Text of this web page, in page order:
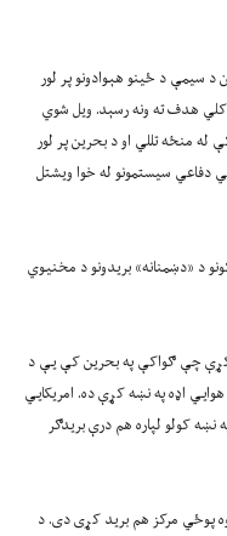
د سيمې د ځينو هېوادونو پر لور
هدف ته ونه رسېد. ويل شوي
له منځه تللي او د بحرين پر لور
دفاعي سيستمونو له خوا ويشتل
د «دښمنانه» بريدونو د مخنيوي
کړې چې ګواکې په بحرين کې يې د
اډه په نښه کړې ده. امريکايي
کولو لپاره هم درې بريدګر
پوځي مرکز هم بريد کړی دی. د